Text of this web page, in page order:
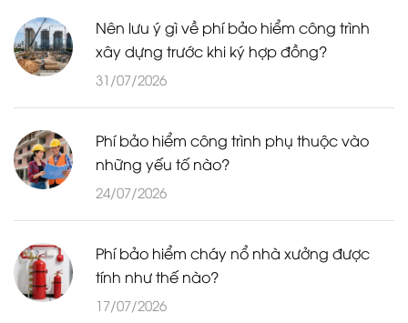
Nên lưu ý gì về phí bảo hiểm công trình
xây dựng trước khi ký hợp đồng?
31/07/2026
Phí bảo hiểm công trình phụ thuộc vào
những yếu tố nào?
24/07/2026
Phí bảo hiểm cháy nổ nhà xưởng được
tính như thế nào?
17/07/2026